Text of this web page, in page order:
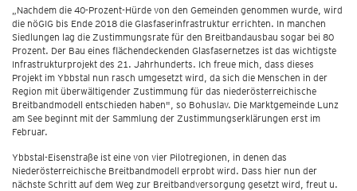
„Nachdem die 40-Prozent-Hürde von den Gemeinden genommen wurde, wird
die nöGIG bis Ende 2018 die Glasfaserinfrastruktur errichten. In manchen
Siedlungen lag die Zustimmungsrate für den Breitbandausbau sogar bei 80
Prozent. Der Bau eines flächendeckenden Glasfasernetzes ist das wichtigste
Infrastrukturprojekt des 21. Jahrhunderts. Ich freue mich, dass dieses
Projekt im Ybbstal nun rasch umgesetzt wird, da sich die Menschen in der
Region mit überwältigender Zustimmung für das niederösterreichische
Breitbandmodell entschieden haben", so Bohuslav. Die Marktgemeinde Lunz
am See beginnt mit der Sammlung der Zustimmungserklärungen erst im
Februar.
Ybbstal-Eisenstraße ist eine von vier Pilotregionen, in denen das
Niederösterreichische Breitbandmodell erprobt wird. Dass hier nun der
nächste Schritt auf dem Weg zur Breitbandversorgung gesetzt wird, freut u.